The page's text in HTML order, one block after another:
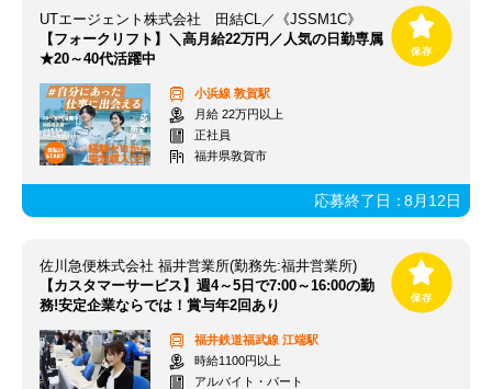
UTエージェント株式会社 田結CL／《JSSM1C》
【フォークリフト】＼高月給22万円／人気の日勤専属
★20～40代活躍中
小浜線 敦賀駅
月給 22万円以上
正社員
福井県敦賀市
応募終了日：8月12日
佐川急便株式会社 福井営業所(勤務先:福井営業所)
【カスタマーサービス】週4～5日で7:00～16:00の勤
務!安定企業ならでは！賞与年2回あり
福井鉄道福武線 江端駅
時給1100円以上
アルバイト・パート